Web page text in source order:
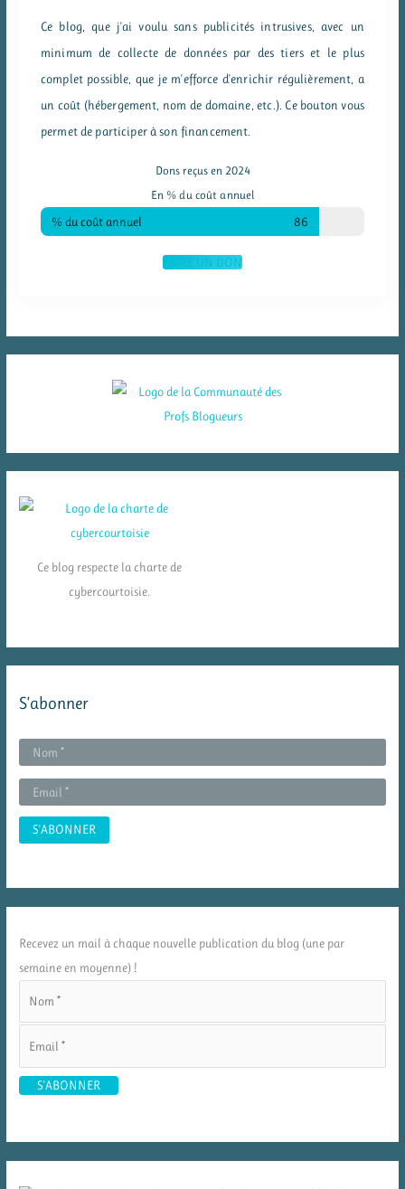
Ce blog, que j'ai voulu sans publicités intrusives, avec un
minimum de collecte de données par des tiers et le plus
complet possible, que je m'efforce d'enrichir régulièrement, a
un coût (hébergement, nom de domaine, etc.). Ce bouton vous
permet de participer à son financement.
Dons reçus en 2024
En % du coût annuel
% du coût annuel 86
FAIRE UN DON
Ce blog respecte la charte de
cybercourtoisie.
S’abonner
Recevez un mail à chaque nouvelle publication du blog (une par
semaine en moyenne) !